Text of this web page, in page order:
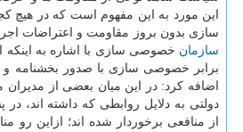
این مورد به این مفهوم است كه در
سازی بدون بروز مقاومت و اعتراضات
سازمان خصوصی سازی با اشاره به اینكه
برابر خصوصی سازی با صدور بخشنامه و
اضافه كرد: در این میان بعضی از مدیران
دولتی به دلایل روابطی كه داشته اند،
از منافعی برخوردار شده اند؛ ازاین رو